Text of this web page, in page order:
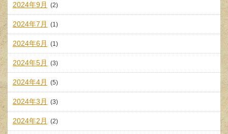
2024年9月 (2)
2024年7月 (1)
2024年6月 (1)
2024年5月 (3)
2024年4月 (5)
2024年3月 (3)
2024年2月 (2)